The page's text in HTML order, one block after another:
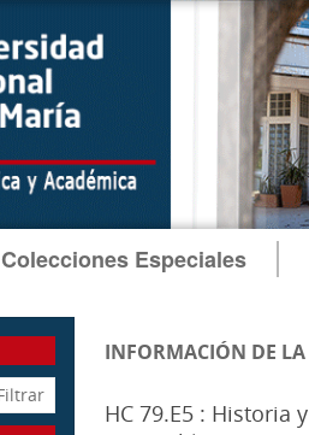
Colecciones Especiales
INFORMACIÓN DE
HC 79.E5 :